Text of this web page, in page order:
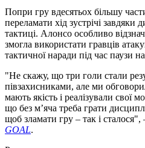
Попри гру вдесятьох більшу
переламати хід зустрічі завдяки
тактиці. Алонсо особливо
змогла використати гравців
тактичної наради під час паузи
"Не скажу, що три голи стали
півзахисниками, але ми
мають якість і реалізували свої
що без м’яча треба грати
щоб зламати гру – так і
GOAL.